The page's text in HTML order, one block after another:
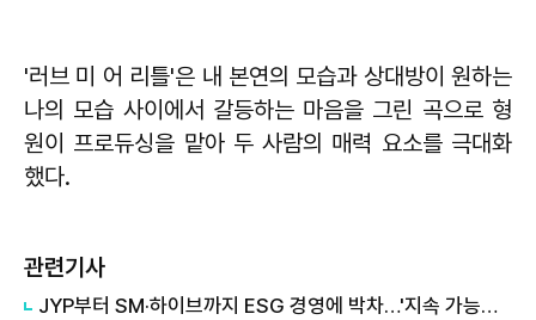
'러브 미 어 리틀'은 내 본연의 모습과 상대방이 원하는
나의 모습 사이에서 갈등하는 마음을 그린 곡으로 형
원이 프로듀싱을 맡아 두 사람의 매력 요소를 극대화
했다.
관련기사
JYP부터 SM·하이브까지 ESG 경영에 박차…'지속 가능한 K팝' 확산